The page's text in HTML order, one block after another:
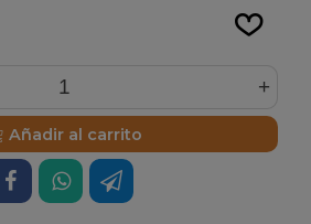
+
Añadir al carrito